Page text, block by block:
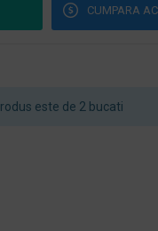
CUMPARA
este de 2 bucati